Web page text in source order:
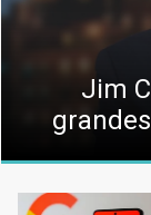
Jim